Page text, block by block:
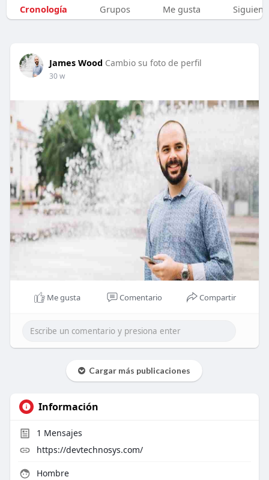
Cronología Grupos Me gusta
James Wood Cambio su foto de perfil
30 w
Me gusta Comentario Compartir
Cargar más publicaciones
Información
1 Mensajes
https://devtechnosys.com/
Hombre